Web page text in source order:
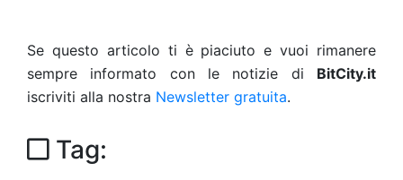
Se questo articolo ti è piaciuto e vuoi rimanere
sempre informato con le notizie di BitCity.it
iscriviti alla nostra Newsletter gratuita.
Tag: